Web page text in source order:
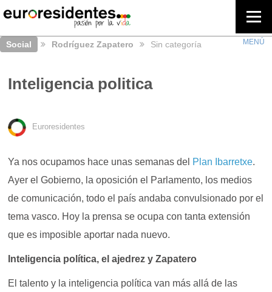
Social Rodríguez Zapatero Sin categoría
Inteligencia politica
Euroresidentes
Ya nos ocupamos hace unas semanas del Plan Ibarretxe.
Ayer el Gobierno, la oposición el Parlamento, los medios
de comunicación, todo el país andaba convulsionado por el
tema vasco. Hoy la prensa se ocupa con tanta extensión
que es imposible aportar nada nuevo.
Inteligencia política, el ajedrez y Zapatero
El talento y la inteligencia política van más allá de las